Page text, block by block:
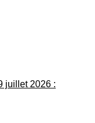
juillet 2026 :